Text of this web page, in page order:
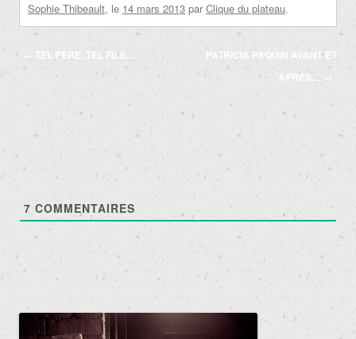
Sophie Thibeault, le 14 mars 2013 par Clique du plateau.
Navigation
← TEL PÈRE, TEL FILS…
PATRICIA PAQUIN AVANT ET
APRÈS… →
7 COMMENTAIRES